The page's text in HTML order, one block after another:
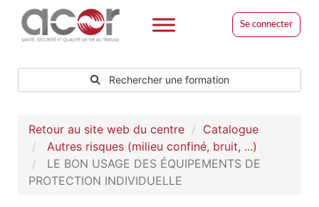
Se connecter
Rechercher une formation
Retour au site web du centre
Catalogue
Autres risques (milieu confiné, bruit, ...)
LE BON USAGE DES ÉQUIPEMENTS DE
PROTECTION INDIVIDUELLE